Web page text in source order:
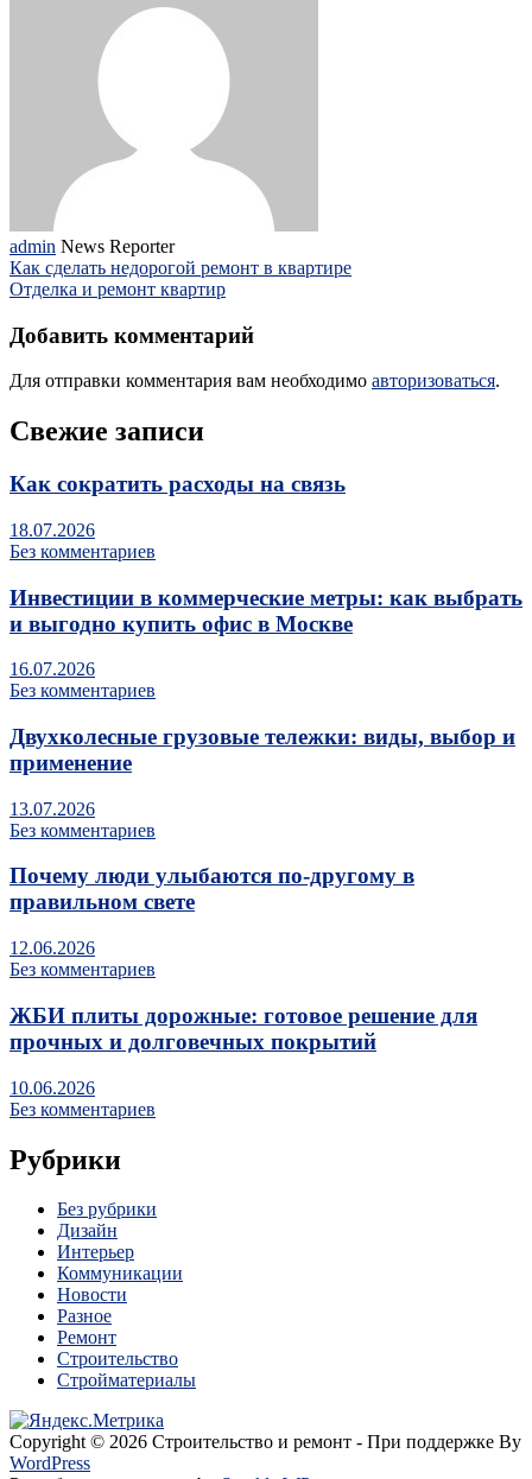
admin News Reporter
Как сделать недорогой ремонт в квартире
Отделка и ремонт квартир
Добавить комментарий
Для отправки комментария вам необходимо авторизоваться.
Свежие записи
Как сократить расходы на связь
18.07.2026
Без комментариев
Инвестиции в коммерческие метры: как выбрать
и выгодно купить офис в Москве
16.07.2026
Без комментариев
Двухколесные грузовые тележки: виды, выбор и
применение
13.07.2026
Без комментариев
Почему люди улыбаются по‑другому в
правильном свете
12.06.2026
Без комментариев
ЖБИ плиты дорожные: готовое решение для
прочных и долговечных покрытий
10.06.2026
Без комментариев
Рубрики
Без рубрики
Дизайн
Интерьер
Коммуникации
Новости
Разное
Ремонт
Строительство
Стройматериалы
Copyright © 2026 Строительство и ремонт - При поддержке By
WordPress